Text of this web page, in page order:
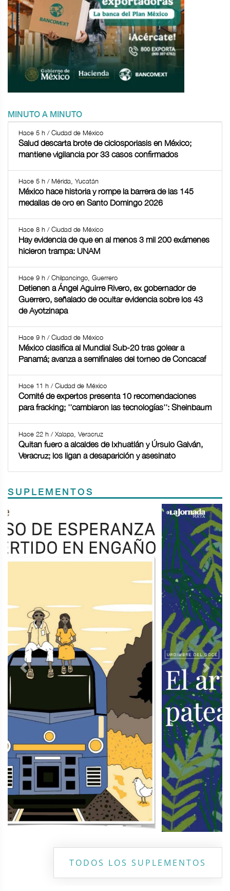
MINUTO A MINUTO
Hace 5 h / Ciudad de México
Salud descarta brote de ciclosporiasis en México;
mantiene vigilancia por 33 casos confirmados
Hace 5 h / Mérida, Yucatán
México hace historia y rompe la barrera de las 145
medallas de oro en Santo Domingo 2026
Hace 8 h / Ciudad de México
Hay evidencia de que en al menos 3 mil 200 exámenes
hicieron trampa: UNAM
Hace 9 h / Chilpancingo, Guerrero
Detienen a Ángel Aguirre Rivero, ex gobernador de
Guerrero, señalado de ocultar evidencia sobre los 43
de Ayotzinapa
Hace 9 h / Ciudad de México
México clasifica al Mundial Sub-20 tras golear a
Panamá; avanza a semifinales del torneo de Concacaf
Hace 11 h / Ciudad de México
Comité de expertos presenta 10 recomendaciones
para fracking; ''cambiaron las tecnologías'': Sheinbaum
Hace 22 h / Xalapa, Veracruz
Quitan fuero a alcaldes de Ixhuatlán y Úrsulo Galván,
Veracruz; los ligan a desaparición y asesinato
SUPLEMENTOS
Previous Next
TODOS LOS SUPLEMENTOS